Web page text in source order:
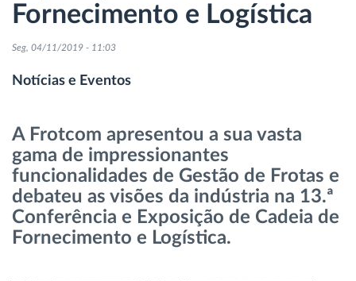
Gestão de tarefas
Gestão de Combustível
Planeamento e monitorização de rotas
Identificação automática de condutores
Fornecimento e Logística
Seg, 04/11/2019 - 11:03
Notícias e Eventos
A Frotcom apresentou a sua vasta
gama de impressionantes
funcionalidades de Gestão de Frotas e
debateu as visões da indústria na 13.ª
Conferência e Exposição de Cadeia de
Fornecimento e Logística.